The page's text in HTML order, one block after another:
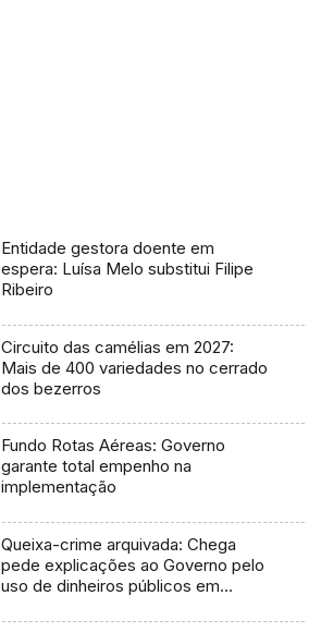
Entidade gestora doente em
espera: Luísa Melo substitui Filipe
Ribeiro
Circuito das camélias em 2027:
Mais de 400 variedades no cerrado
dos bezerros
Fundo Rotas Aéreas: Governo
garante total empenho na
implementação
Queixa-crime arquivada: Chega
pede explicações ao Governo pelo
uso de dinheiros públicos em